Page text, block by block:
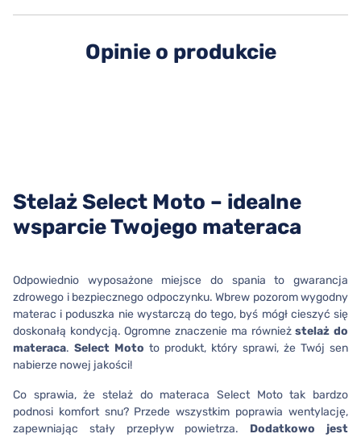
Opinie o produkcie
Stelaż Select Moto – idealne
wsparcie Twojego materaca
Odpowiednio wyposażone miejsce do spania to gwarancja
zdrowego i bezpiecznego odpoczynku. Wbrew pozorom wygodny
materac i poduszka nie wystarczą do tego, byś mógł cieszyć się
doskonałą kondycją. Ogromne znaczenie ma równieżstelaż do
materaca. Select Moto to produkt, który sprawi, że Twój sen
nabierze nowej jakości!
Co sprawia, że stelaż do materaca Select Moto tak bardzo
podnosi komfort snu? Przede wszystkim poprawia wentylację,
zapewniając stały przepływ powietrza. Dodatkowo jest